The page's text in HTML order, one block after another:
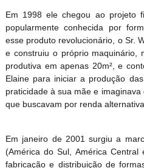
Em 1998 ele chegou ao projeto
popularmente conhecida por
esse produto revolucionário, o Sr.
e construiu o próprio maquinário,
produtiva em apenas 20m², e
Elaine para iniciar a produção
praticidade à sua mãe e
que buscavam por renda alternativa.
Em janeiro de 2001 surgiu a
(América do Sul, América Central
fabricação e distribuição de